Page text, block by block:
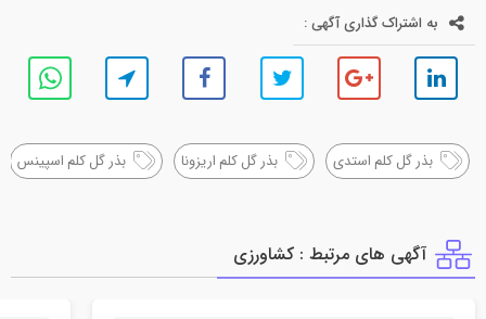
به اشتراک گذاری آگهی :
بذر گل کلم استدی بذر گل کلم اریزونا بذر گل کلم اسپینس
آگهی های مرتبط : كشاورزي